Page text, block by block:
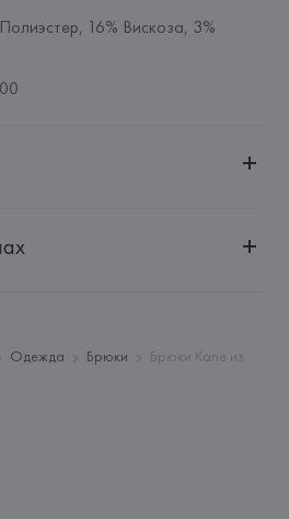
16% Вискоза, 3%
BOSS AG, Dieselstrasse 12, D-
Одежда Брюки
Брюки Kane из